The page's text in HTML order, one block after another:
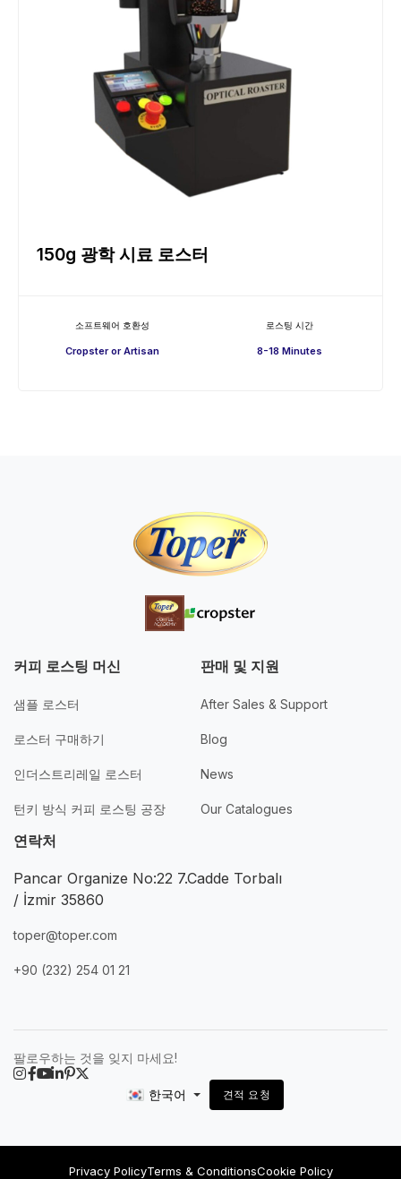
150g 광학 시료 로스터
소프트웨어 호환성
Cropster or Artisan
로스팅 시간
8-18 Minutes
커피 로스팅 머신
샘플 로스터
로스터 구매하기
인더스트리레일 로스터
턴키 방식 커피 로스팅 공장
판매 및 지원
After Sales & Support
Blog
News
Our Catalogues
연락처
Pancar Organize No:22 7.Cadde Torbalı
/ İzmir 35860
toper@toper.com
+90 (232) 254 01 21
팔로우하는 것을 잊지 마세요!
한국어 견적 요청
Privacy PolicyTerms & ConditionsCookie Policy